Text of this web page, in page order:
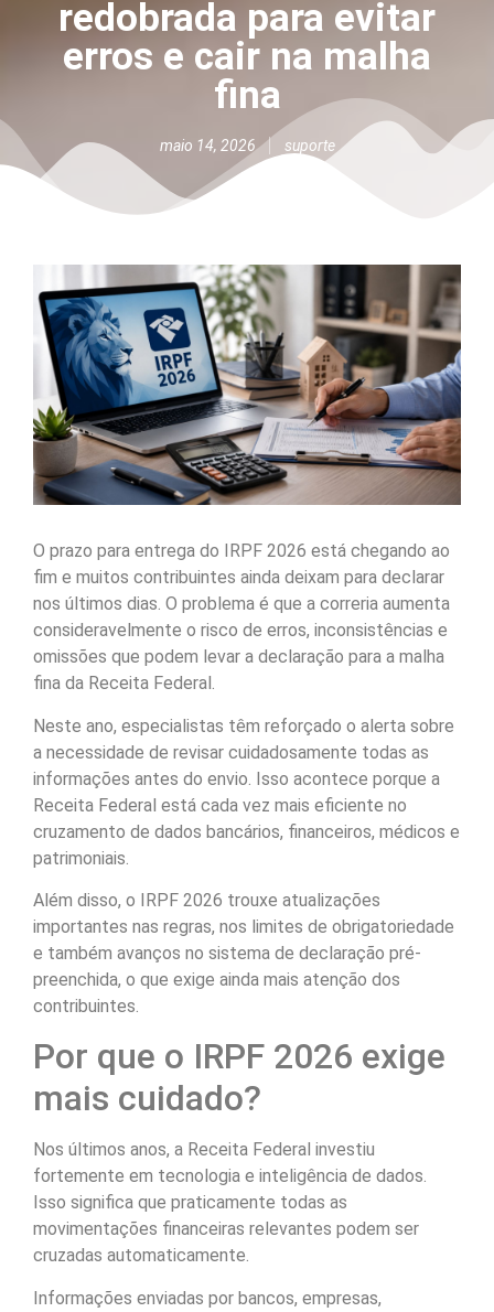
redobrada para evitar
erros e cair na malha
fina
maio 14, 2026 suporte
O prazo para entrega do IRPF 2026 está chegando ao
fim e muitos contribuintes ainda deixam para declarar
nos últimos dias. O problema é que a correria aumenta
consideravelmente o risco de erros, inconsistências e
omissões que podem levar a declaração para a malha
fina da Receita Federal.
Neste ano, especialistas têm reforçado o alerta sobre
a necessidade de revisar cuidadosamente todas as
informações antes do envio. Isso acontece porque a
Receita Federal está cada vez mais eficiente no
cruzamento de dados bancários, financeiros, médicos e
patrimoniais.
Além disso, o IRPF 2026 trouxe atualizações
importantes nas regras, nos limites de obrigatoriedade
e também avanços no sistema de declaração pré-
preenchida, o que exige ainda mais atenção dos
contribuintes.
Por que o IRPF 2026 exige
mais cuidado?
Nos últimos anos, a Receita Federal investiu
fortemente em tecnologia e inteligência de dados.
Isso significa que praticamente todas as
movimentações financeiras relevantes podem ser
cruzadas automaticamente.
Informações enviadas por bancos, empresas,